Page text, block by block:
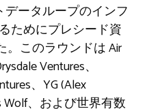
ータループのインフ
ためにプレシード資
このラウンドは Air
Ventures、
、YG (Alex
Wolf、および世界有数